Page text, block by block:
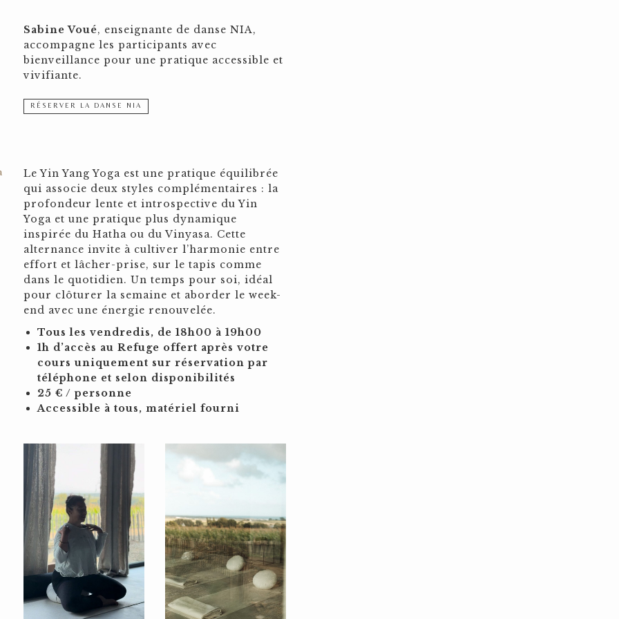
Sabine Voué, enseignante de danse NIA,
accompagne les participants avec
bienveillance pour une pratique accessible et
vivifiante.
RÉSERVER LA DANSE NIA
Le Yin Yang Yoga est une pratique équilibrée
qui associe deux styles complémentaires : la
profondeur lente et introspective du Yin
Yoga et une pratique plus dynamique
inspirée du Hatha ou du Vinyasa. Cette
alternance invite à cultiver l’harmonie entre
effort et lâcher-prise, sur le tapis comme
dans le quotidien. Un temps pour soi, idéal
pour clôturer la semaine et aborder le week-
end avec une énergie renouvelée.
Tous les vendredis, de 18h00 à 19h00
1h d’accès au Refuge offert après votre
cours uniquement sur réservation par
téléphone et selon disponibilités
25 € / personne
Accessible à tous, matériel fourni